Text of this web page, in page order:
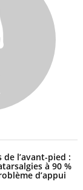
de l’avant-pied :
à 90 %
d’appui